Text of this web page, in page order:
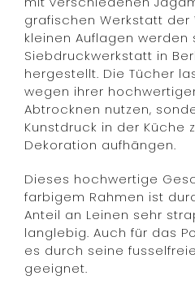
grafischen Werkstatt der
kleinen Auflagen werden
Siebdruckwerkstatt in
hergestellt. Die Tücher
wegen ihrer
Abtrocknen nutzen,
Kunstdruck in der Küche
Dekoration aufhängen.
Dieses hochwertige
farbigem Rahmen ist
Anteil an Leinen sehr
langlebig. Auch für das
es durch seine
geeignet.